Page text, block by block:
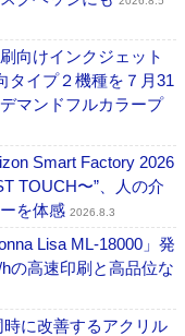
向けインクジェット
イプ２機種を７月31
マンドフルカラープ
Smart Factory 2026
TOUCH〜”、人の介
を体感 2026.8.3
Lisa ML-18000」発
の高速印刷と高品位な
に改善するアクリル